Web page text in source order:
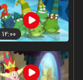
۱۲:۰۰